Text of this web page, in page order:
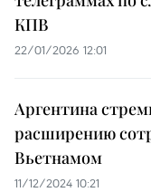
КПВ
22/01/2026 12:01
Аргентина
расширению
Вьетнамом
11/12/2024 10:21